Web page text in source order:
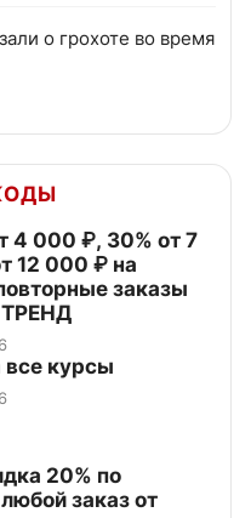
о грохоте во время
4 000 ₽, 30% от 7
12 000 ₽ на
заказы
ТРЕНД
все курсы
20% по
заказ от